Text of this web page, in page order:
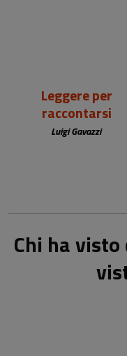
Leggere per
raccontarsi
Luigi Gavazzi
Chi ha